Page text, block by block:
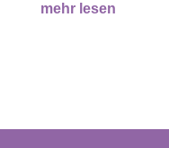
mehr lesen